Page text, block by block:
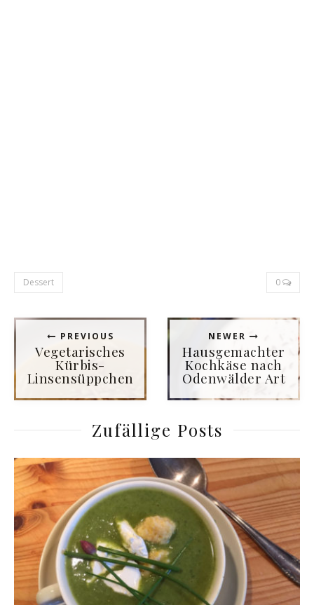
Dessert 0
PREVIOUS
Vegetarisches
Kürbis-
Linsensüppchen
NEWER
Hausgemachter
Kochkäse nach
Odenwälder Art
Zufällige Posts